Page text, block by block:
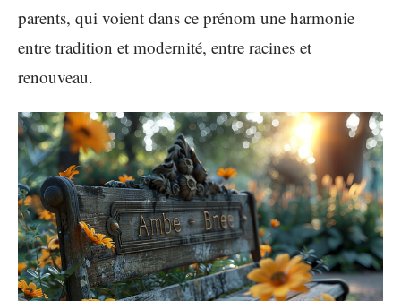
parents, qui voient dans ce prénom une harmonie
entre tradition et modernité, entre racines et
renouveau.